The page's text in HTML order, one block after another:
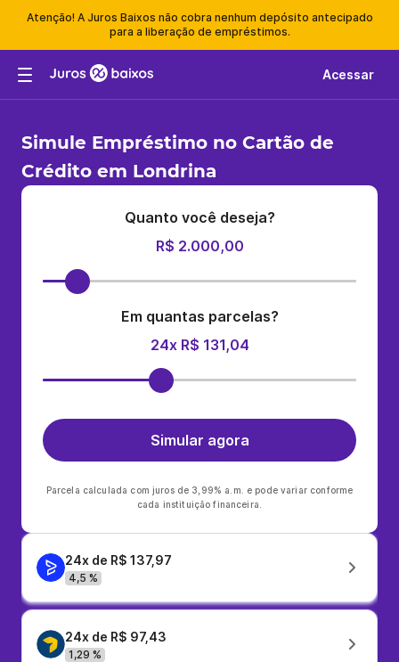
Atenção! A Juros Baixos não cobra nenhum depósito antecipado
para a liberação de empréstimos.
Acessar
Simule Empréstimo no Cartão de
Crédito em Londrina
Quanto você deseja?
R$ 2.000,00
Em quantas parcelas?
24x R$ 131,04
Simular agora
Parcela calculada com juros de 3,99% a.m. e pode variar conforme
cada instituição financeira.
24x de R$ 137,97
4,5 %
24x de R$ 97,43
1,29 %